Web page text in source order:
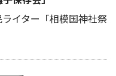
イター「相模国神社祭